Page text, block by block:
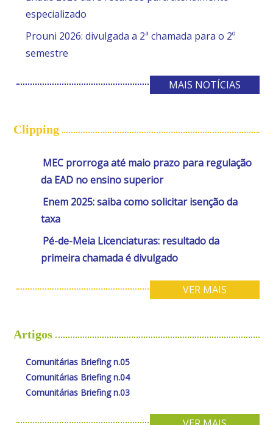
especializado
Prouni 2026: divulgada a 2ª chamada para o 2º
semestre
MAIS NOTÍCIAS
Clipping
MEC prorroga até maio prazo para regulação
da EAD no ensino superior
Enem 2025: saiba como solicitar isenção da
taxa
Pé-de-Meia Licenciaturas: resultado da
primeira chamada é divulgado
VER MAIS
Artigos
Comunitárias Briefing n.05
Comunitárias Briefing n.04
Comunitárias Briefing n.03